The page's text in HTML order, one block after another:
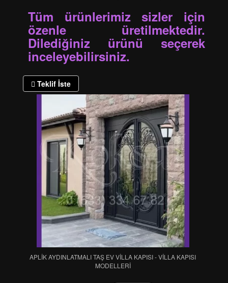
Tüm ürünlerimiz sizler için
özenle üretilmektedir.
Dilediğiniz ürünü seçerek
inceleyebilirsiniz.
Teklif İste
APLİK AYDINLATMALI TAŞ EV VİLLA KAPISI - VİLLA KAPISI
MODELLERİ